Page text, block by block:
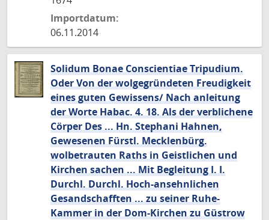
Importdatum:
06.11.2014
Solidum Bonae Conscientiae Tripudium.
Oder Von der wolgegründeten Freudigkeit
eines guten Gewissens/ Nach anleitung
der Worte Habac. 4. 18. Als der verblichene
Cörper Des ... Hn. Stephani Hahnen,
Gewesenen Fürstl. Mecklenbürg.
wolbetrauten Raths in Geistlichen und
Kirchen sachen ... Mit Begleitung I. I.
Durchl. Durchl. Hoch-ansehnlichen
Gesandschafften ... zu seiner Ruhe-
Kammer in der Dom-Kirchen zu Güstrow